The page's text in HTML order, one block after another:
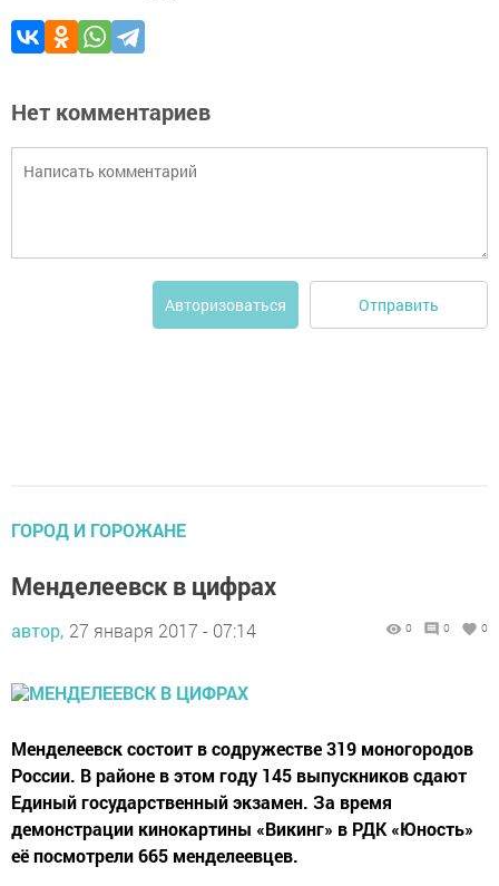
Нет комментариев
Авторизоваться Отправить
ГОРОД И ГОРОЖАНЕ
Менделеевск в цифрах
автор, 27 января 2017 - 07:14 0 0 0
Менделеевск состоит в содружестве 319 моногородов
России. В районе в этом году 145 выпускников сдают
Единый государственный экзамен. За время
демонстрации кинокартины «Викинг» в РДК «Юность»
её посмотрели 665 менделеевцев.